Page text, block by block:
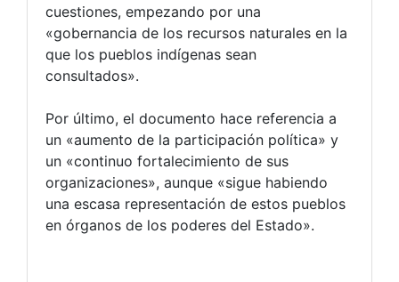
cuestiones, empezando por una
«gobernancia de los recursos naturales en la
que los pueblos indígenas sean
consultados».
Por último, el documento hace referencia a
un «aumento de la participación política» y
un «continuo fortalecimiento de sus
organizaciones», aunque «sigue habiendo
una escasa representación de estos pueblos
en órganos de los poderes del Estado».